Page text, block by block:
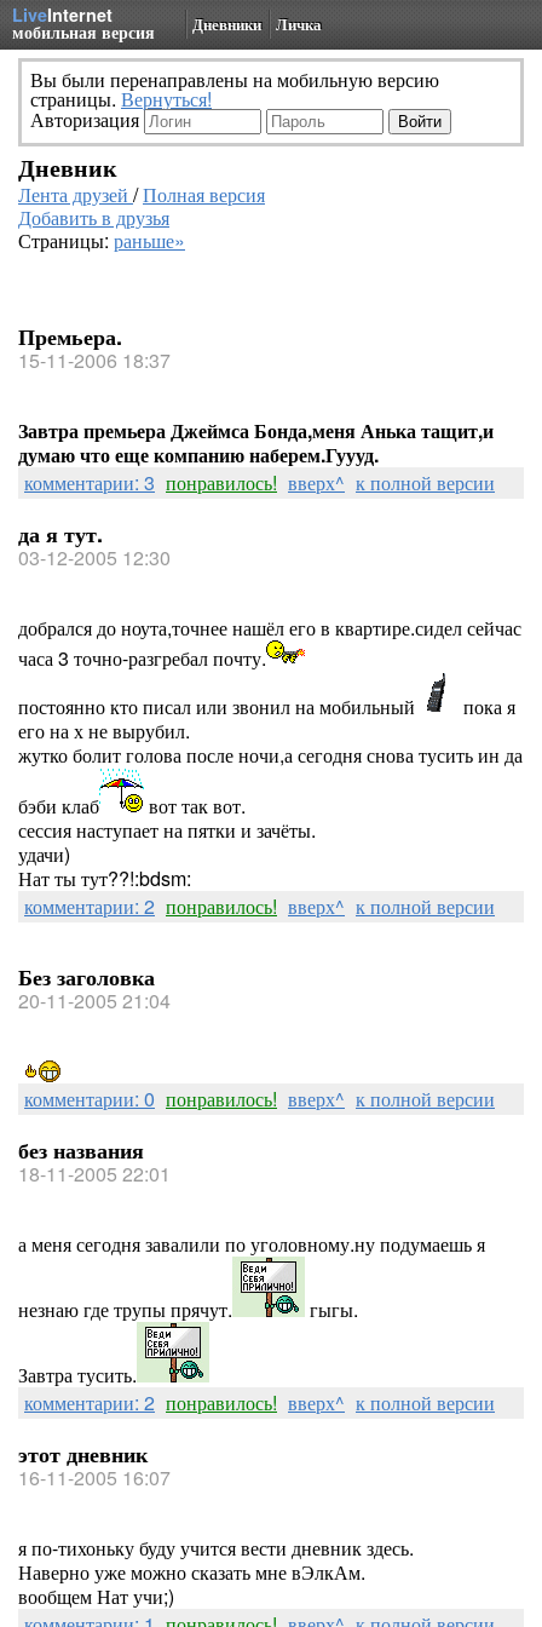
LiveInternet
мобильная версия Дневники Личка
Вы были перенаправлены на мобильную версию
страницы. Вернуться!
Авторизация
Дневник
Лента друзей /Полная версия
Добавить в друзья
Страницы: раньше»
Премьера.
15-11-2006 18:37
Завтра премьера Джеймса Бонда,меня Анька тащит,и
думаю что еще компанию наберем.Гуууд.
комментарии: 3 понравилось! вверх^ к полной версии
да я тут.
03-12-2005 12:30
добрался до ноута,точнее нашёл его в квартире.сидел сейчас
часа 3 точно-разгребал почту.
постоянно кто писал или звонил на мобильный
пока я
его на х не вырубил.
жутко болит голова после ночи,а сегодня снова тусить ин да
бэби клаб
вот так вот.
сессия наступает на пятки и зачёты.
удачи)
Нат ты тут??!:bdsm:
комментарии: 2 понравилось! вверх^ к полной версии
Без заголовка
20-11-2005 21:04
комментарии: 0 понравилось! вверх^ к полной версии
без названия
18-11-2005 22:01
а меня сегодня завалили по уголовному.ну подумаешь я
незнаю где трупы прячут. гыгы.
Завтра тусить.
комментарии: 2 понравилось! вверх^ к полной версии
этот дневник
16-11-2005 16:07
я по-тихоньку буду учится вести дневник здесь.
Наверно уже можно сказать мне вЭлкАм.
вообщем Нат учи;)